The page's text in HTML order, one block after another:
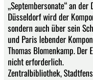
„Septembersonate“ an
Düsseldorf wird der
sondern auch über sein
und Paris lebender
Thomas Blomenkamp.
nicht erforderlich.
Zentralbibliothek,